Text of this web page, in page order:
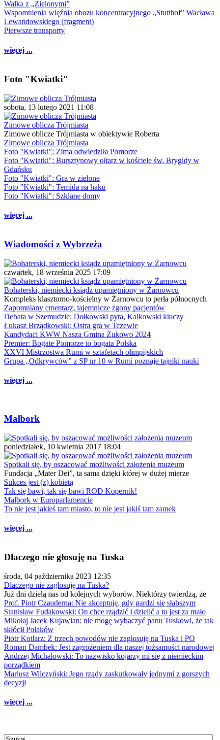
Walka z „Zielonymi”
Wspomnienia więźnia obozu koncentracyjnego „Stutthof” Wacława
Lewandowskiego (fragment)
Pierwsze transporty
więcej ...
Foto "Kwiatki"
sobota, 13 lutego 2021 11:08
Zimowe oblicza Trójmiasta
Zimowe oblicze Trójmiasta w obiektywie Roberta
Zimowe oblicza Trójmiasta
Foto "Kwiatki": Zima odwiedziła Pomorze
Foto "Kwiatki": Bursztynowy ołtarz w kościele św. Brygidy w
Gdańsku
Foto "Kwiatki": Gra w zielone
Foto "Kwiatki": Temida na haku
Foto "Kwiatki": Szklane domy
więcej ...
Wiadomości z Wybrzeża
czwartek, 18 września 2025 17:09
Bohaterski, niemiecki ksiądz upamiętniony w Żarnowcu
Kompleks klasztorno-kościelny w Żarnowcu to perła północnych
Zapomniany cmentarz, tajemnicze zgony pacjentów
Debata w Szemudzie: Dołkowski pyta, Kalkowski kluczy
Łukasz Brządkowski: Ostra gra w Tczewie
Kandydaci KWW Nasza Gmina Żukowo 2024
Premier: Bogate Pomorze to bogata Polska
XXVI Mistrzostwa Rumi w sztafetach olimpijskich
Grupa „Odkrywców” z SP nr 10 w Rumi poznaje tajniki nauki
więcej ...
Malbork
poniedziałek, 10 kwietnia 2017 18:04
Spotkali się, by oszacować możliwości założenia muzeum
Fundacja „Mater Dei”, ta sama dzięki której w dużej mierze
Sukces jest (z) kobietą
Tak się bawi, tak się bawi ROD Kopernik!
Malbork w Europarlamencie
To nie jest jakieś tam miasto, to nie jest jakiś tam zamek
więcej ...
Dlaczego nie głosuję na Tuska
środa, 04 października 2023 12:35
Dlaczego nie zagłosuję na Tuska?
Już dni dzielą nas od kolejnych wyborów. Niektórzy twierdzą, że
Prof. Piotr Czauderna: Nie akceptuję, gdy gardzi się słabszym
Stanisław Fudakowski: On chce rządzić i dzielić a to jest za mało
Mikołaj Jacek Kujawian: nie mogę wybaczyć panu Tuskowi, że tak
skłócił Polaków
Piotr Kotlarz: Z trzech powodów nie zagłosuję na Tuska i PO
Roman Dambek: Jest zagrożeniem dla naszej tożsamości narodowej
Andrzej Michałowski: To nazwisko kojarzy mi się z niemieckim
porządkiem
Mariusz Wilczyński: Jego rządy zaskutkowały jednymi z gorszych
decyzji
więcej ...